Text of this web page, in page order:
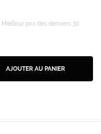
Meilleur prix des derniers 30
AJOUTER AU PANIER